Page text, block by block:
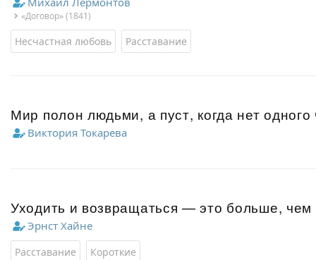
«Договор» (1841)
Несчастная любовь Расставание
Мир полон людьми, а пуст, когда нет одного
Виктория Токарева
Уходить и возвращаться — это больше, чем
Эрнст Хайне
Расставание Короткие